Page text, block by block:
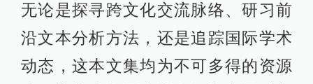
无论是探寻跨文化交流脉络、研习前
沿文本分析方法，还是追踪国际学术
动态，这本文集均为不可多得的资源